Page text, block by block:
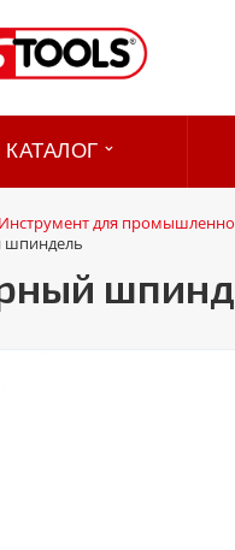
КАТАЛОГ
Инструмент для
шпиндель